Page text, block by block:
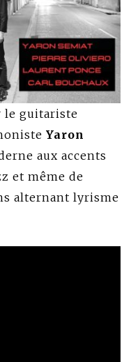
le guitariste
Yaron
aux accents
et même de
alternant lyrisme